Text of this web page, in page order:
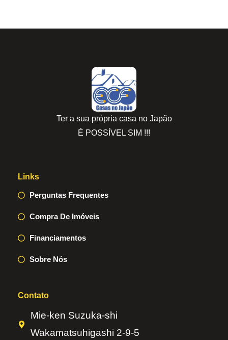
Ter a sua própria casa no Japão
É POSSÍVEL SIM !!!
Links
Perguntas Frequentes
Compra De Imóveis
Financiamentos
Sobre Nós
Contato
Mie-ken Suzuka-shi
Wakamatsuhigashi 2-9-5